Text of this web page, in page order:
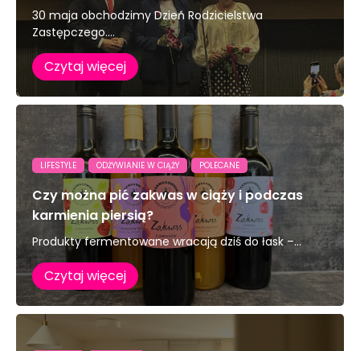
30 maja obchodzimy Dzień Rodzicielstwa
Zastępczego....
Czytaj więcej
LIFESTYLE ODŻYWIANIE W CIĄŻY POLECANE
Czy można pić zakwas w ciąży i podczas
karmienia piersią?
Produkty fermentowane wracają dziś do łask –...
Czytaj więcej